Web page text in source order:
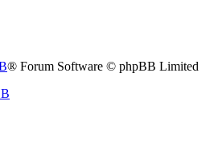
® Forum Software © phpBB Limited